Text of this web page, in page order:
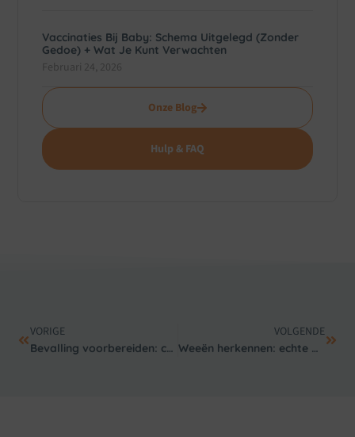
Vaccinaties Bij Baby: Schema Uitgelegd (zonder
Gedoe) + Wat Je Kunt Verwachten
Februari 24, 2026
Onze Blog
Hulp & FAQ
VORIGE
Bevalling voorbereiden: complete checklist (zonder stress)
VOLGENDE
Weeën herkennen: echte weeën vs voorweeën (met praktische tips)